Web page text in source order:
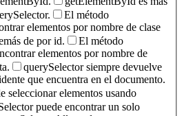
El método
elementos por nombre de clase
de por id.
El método
elementos por nombre de
querySelector siempre devuelve
que encuentra en el documento.
seleccionar elementos usando
puede encontrar un solo